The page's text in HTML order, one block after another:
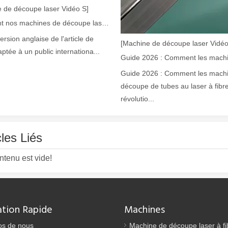
au laser à fibre révolutionnent la fabrication de tuyauxDans le
de découpe laser Vidéo S]
anglaise de l'article de
à un public internationa...
[Machine de découpe laser
Guide 2026 : Comment les
découpe de tubes au laser à fibre
révolutio...
Liés
est vide!
Rapide
de nous
Machines
Machine de découpe laser à